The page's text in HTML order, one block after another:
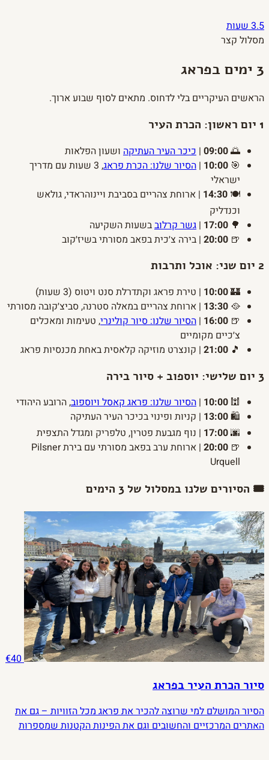
3.5 שעות
מסלול קצר
3 ימים בפראג
הראשים העיקריים בלי לדחוס. מתאים לסוף שבוע ארוך.
1 יום ראשון: הכרת העיר
🌅
09:00
| כיכר העיר העתיקה ושעון הפלאות
🎯
10:00
| הסיור שלנו: הכרת פראג
, 3 שעות עם מדריך
ישראלי
🍽️
14:30 | ארוחת צהריים בסביבת ויינוהראדי, גולאש
וכנדליק
🌳
17:00
| גשר קרלובבשעות השקיעה
🍺
20:00 | בירה צ׳כית בפאב מסורתי בשיז׳קוב
2 יום שני: אוכל ותרבות
🏰
10:00 | טירת פראג וקתדרלת סנט ויטוס (3 שעות)
🥘
13:30 | ארוחת צהריים במאלה סטרנה, סביצ׳קובה מסורתי
🍺
16:00
| הסיור שלנו: סיור קולינרי, טעימות ומאכלים
צ׳כיים מקומיים
🎵
21:00 | קונצרט מוזיקה קלאסית באחת מכנסיות פראג
3 יום שלישי: יוספוב + סיור בירה
🕍
10:00
| הסיור שלנו: פראג קאסל ויוספוב, הרובע היהודי
🛍️
13:00 | קניות ופינוי בכיכר העיר העתיקה
🌆
17:00 | נוף מגבעת פטרין, טלפריק ומגדל התצפית
🍺
20:00
| ארוחת ערב בפאב מסורתי עם בירת Pilsner
Urquell
🎟️ הסיורים שלנו במסלול של 3 הימים
€40
סיור הכרת העיר בפראג
הסיור המושלם למי שרוצה להכיר את פראג מכל הזוויות – גם את
האתרים המרכזיים והחשובים וגם את הפינות הקטנות שמספרות